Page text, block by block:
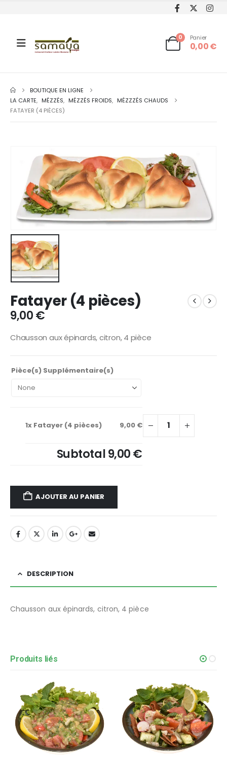
0 Panier
0,00€
BOUTIQUE EN LIGNE
LA CARTE, MÉZZÉS, MÉZZÉS FROIDS, MÉZZZÉS CHAUDS
FATAYER (4 PIÈCES)
Fatayer (4 pièces)
9,00€
Chausson aux épinards, citron, 4 pièce
Pièce(s) Supplémentaire(s)
1x Fatayer (4 pièces) 9,00 €
Subtotal9,00 €
AJOUTER AU PANIER
DESCRIPTION
Chausson aux épinards, citron, 4 pièce
Produits liés